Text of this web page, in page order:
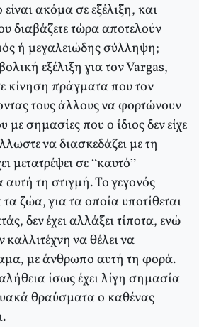
ακόμα σε εξέλιξη, και
διαβάζετε τώρα αποτελούν
ή μεγαλειώδης σύλληψη;
εξέλιξη για τον Vargas,
κίνηση πράγματα που τον
τους άλλους να φορτώνουν
σημασίες που ο ίδιος δεν είχε
να διασκεδάζει με τη
μετατρέψει σε “καυτό”
τη στιγμή. Το γεγονός
τα ζώα, για τα οποία υποτίθεται
δεν έχει αλλάξει τίποτα, ενώ
να θέλει να
με άνθρωπο αυτή τη φορά.
ίσως έχει λίγη σημασία
θραύσματα ο καθένας